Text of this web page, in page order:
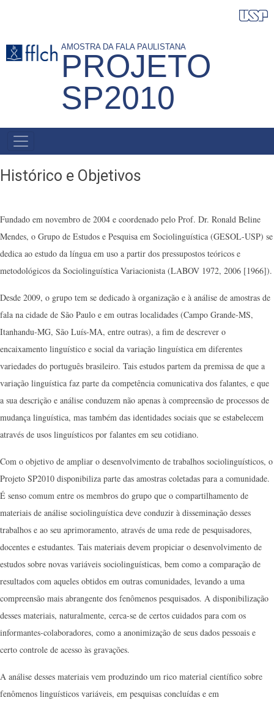
conteúdo
AMOSTRA DA FALA PAULISTANA
PROJETO
SP2010
NAVEGAÇÃO
PRINCIPAL
Histórico e Objetivos
Fundado em novembro de 2004 e coordenado pelo Prof. Dr. Ronald Beline
Mendes, o Grupo de Estudos e Pesquisa em Sociolinguística (GESOL-USP) se
dedica ao estudo da língua em uso a partir dos pressupostos teóricos e
metodológicos da Sociolinguística Variacionista (LABOV 1972, 2006 [1966]).
Desde 2009, o grupo tem se dedicado à organização e à análise de amostras de
fala na cidade de São Paulo e em outras localidades (Campo Grande-MS,
Itanhandu-MG, São Luís-MA, entre outras), a fim de descrever o
encaixamento linguístico e social da variação linguística em diferentes
variedades do português brasileiro. Tais estudos partem da premissa de que a
variação linguística faz parte da competência comunicativa dos falantes, e que
a sua descrição e análise conduzem não apenas à compreensão de processos de
mudança linguística, mas também das identidades sociais que se estabelecem
através de usos linguísticos por falantes em seu cotidiano.
Com o objetivo de ampliar o desenvolvimento de trabalhos sociolinguísticos, o
Projeto SP2010 disponibiliza parte das amostras coletadas para a comunidade.
É senso comum entre os membros do grupo que o compartilhamento de
materiais de análise sociolinguística deve conduzir à disseminação desses
trabalhos e ao seu aprimoramento, através de uma rede de pesquisadores,
docentes e estudantes. Tais materiais devem propiciar o desenvolvimento de
estudos sobre novas variáveis sociolinguísticas, bem como a comparação de
resultados com aqueles obtidos em outras comunidades, levando a uma
compreensão mais abrangente dos fenômenos pesquisados. A disponibilização
desses materiais, naturalmente, cerca-se de certos cuidados para com os
informantes-colaboradores, como a anonimização de seus dados pessoais e
certo controle de acesso às gravações.
A análise desses materiais vem produzindo um rico material científico sobre
fenômenos linguísticos variáveis, em pesquisas concluídas e em